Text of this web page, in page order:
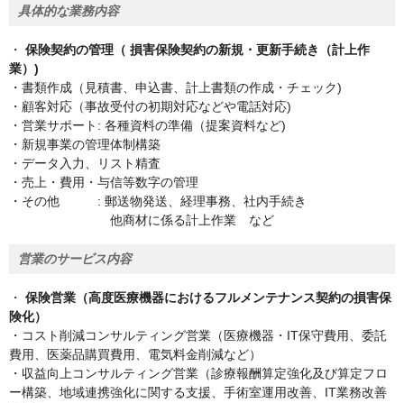
具体的な業務内容
・ 保険契約の管理（ 損害保険契約の新規・更新手続き（計上作
業）)
・書類作成（見積書、申込書、計上書類の作成・チェック)
・顧客対応（事故受付の初期対応などや電話対応)
・営業サポート: 各種資料の準備（提案資料など)
・新規事業の管理体制構築
・データ入力、リスト精査
・売上・費用・与信等数字の管理
・その他 : 郵送物発送、経理事務、社内手続き
他商材に係る計上作業 など
営業のサービス内容
・ 保険営業（高度医療機器におけるフルメンテナンス契約の損害保
険化）
・コスト削減コンサルティング営業（医療機器・IT保守費用、委託
費用、医薬品購買費用、電気料金削減など）
・収益向上コンサルティング営業（診療報酬算定強化及び算定フロ
ー構築、地域連携強化に関する支援、手術室運用改善、IT業務改善